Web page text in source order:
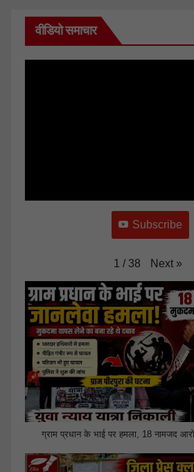
वीडियो समाचार
Subscribe
1 / 38 Next »
ग्राम प्रधान के भाई पर हमला, 18 नामजद